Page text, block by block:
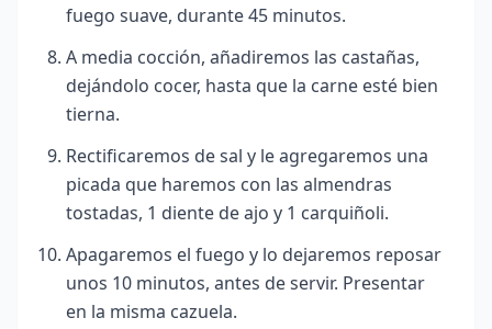
fuego suave, durante 45 minutos.
A media cocción, añadiremos las castañas,
dejándolo cocer, hasta que la carne esté bien
tierna.
Rectificaremos de sal y le agregaremos una
picada que haremos con las almendras
tostadas, 1 diente de ajo y 1 carquiñoli.
Apagaremos el fuego y lo dejaremos reposar
unos 10 minutos, antes de servir. Presentar
en la misma cazuela.